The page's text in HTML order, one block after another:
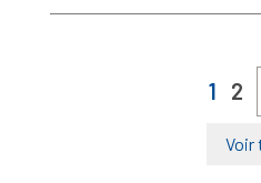
1 2
Voir